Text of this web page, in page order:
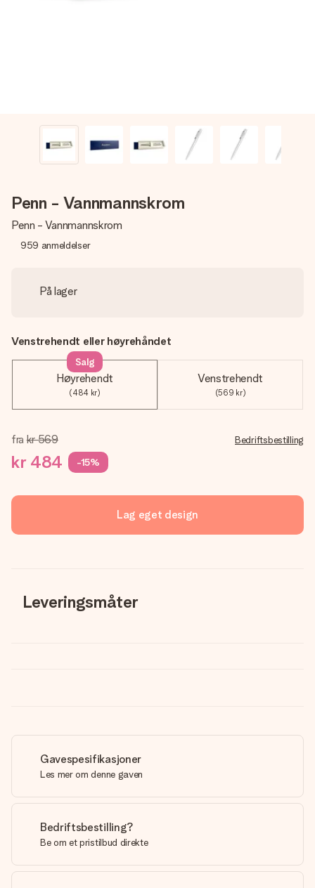
et bilde av dere eller en beskjed som virkelig berører
Penn - Vannmannskrom
Penn - Vannmannskrom
959 anmeldelser
På lager
Venstrehendt eller høyrehåndet
Høyrehendt
(484 kr)
Salg
Venstrehendt
(569 kr)
fra kr 569
kr 484 -15%
Bedriftsbestilling
Lag eget design
Leveringsmåter
Gavespesifikasjoner
Les mer om denne gaven
Bedriftsbestilling?
Be om et pristilbud direkte